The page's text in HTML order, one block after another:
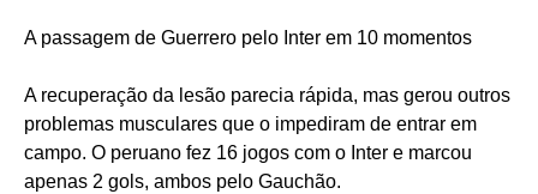
A passagem de Guerrero pelo Inter em 10 momentos
A recuperação da lesão parecia rápida, mas gerou outros
problemas musculares que o impediram de entrar em
campo. O peruano fez 16 jogos com o Inter e marcou
apenas 2 gols, ambos pelo Gauchão.